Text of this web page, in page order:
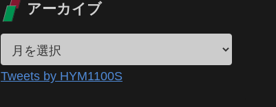
アーカイブ
Tweets by HYM1100S